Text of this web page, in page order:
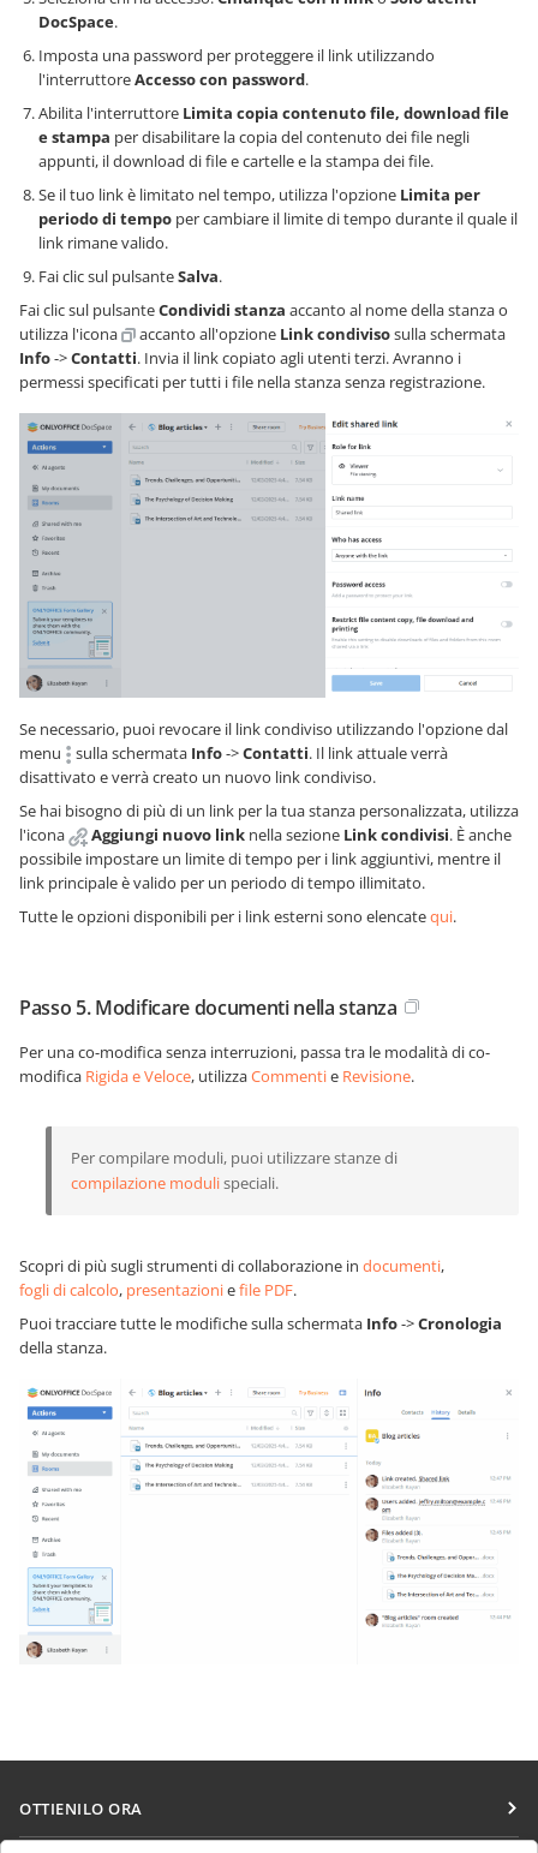
DocSpace.
Imposta una password per proteggere il link utilizzando
l'interruttoreAccesso con password.
Abilita l'interruttore Limita copia contenuto file, download file
e stampa per disabilitare la copia del contenuto dei file negli
appunti, il download di file e cartelle e la stampa dei file.
Se il tuo link è limitato nel tempo, utilizza l'opzione Limita per
periodo di tempo per cambiare il limite di tempo durante il quale il
link rimane valido.
Fai clic sul pulsanteSalva.
Fai clic sul pulsanteCondividi stanza accanto al nome della stanza o
utilizza l'icona
accanto all'opzione Link condivisosulla schermata
Info->Contatti. Invia il link copiato agli utenti terzi. Avranno i
permessi specificati per tutti i file nella stanza senza registrazione.
Se necessario, puoi revocare il link condiviso utilizzando l'opzione dal
menu
sulla schermata Info->Contatti. Il link attuale verrà
disattivato e verrà creato un nuovo link condiviso.
Se hai bisogno di più di un link per la tua stanza personalizzata, utilizza
l'icona
Aggiungi nuovo link nella sezione Link condivisi. È anche
possibile impostare un limite di tempo per i link aggiuntivi, mentre il
link principale è valido per un periodo di tempo illimitato.
Tutte le opzioni disponibili per i link esterni sono elencatequi.
Passo 5. Modificare documenti nella stanza
Per una co-modifica senza interruzioni, passa tra le modalità di co-
modifica Rigida e Veloce, utilizzaCommentie Revisione.
Per compilare moduli, puoi utilizzare stanze di
compilazione modulispeciali.
Scopri di più sugli strumenti di collaborazione in documenti,
fogli di calcolo, presentazioniefile PDF.
Puoi tracciare tutte le modifiche sulla schermata Info->Cronologia
della stanza.
OTTIENILO ORA
Docs